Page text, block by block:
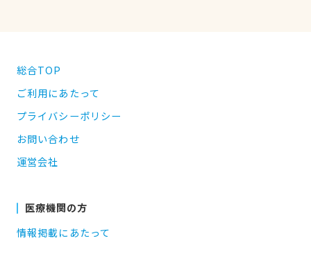
総合TOP
ご利用にあたって
プライバシーポリシー
お問い合わせ
運営会社
医療機関の方
情報掲載にあたって